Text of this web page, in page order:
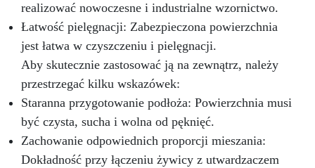
realizować nowoczesne i industrialne wzornictwo.
Łatwość pielęgnacji: Zabezpieczona powierzchnia
jest łatwa w czyszczeniu i pielęgnacji.
Aby skutecznie zastosować ją na zewnątrz, należy
przestrzegać kilku wskazówek:
Staranna przygotowanie podłoża: Powierzchnia musi
być czysta, sucha i wolna od pęknięć.
Zachowanie odpowiednich proporcji mieszania:
Dokładność przy łączeniu żywicy z utwardzaczem